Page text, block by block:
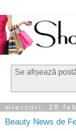
Se afișează
miercuri, 28
Beauty News de